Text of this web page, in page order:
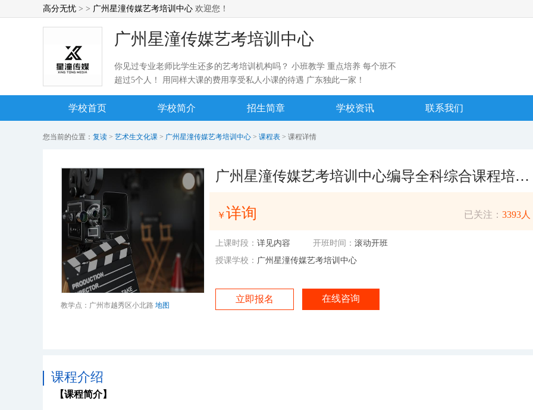
高分无忧 > > 广州星潼传媒艺考培训中心 欢迎您！
广州星潼传媒艺考培训中心
你见过专业老师比学生还多的艺考培训机构吗？ 小班教学 重点培养 每个班不
超过5个人！ 用同样大课的费用享受私人小课的待遇 广东独此一家！
学校首页 学校简介 招生简章 学校资讯 联系我们
您当前的位置： 复读 > 艺术生文化课 > 广州星潼传媒艺考培训中心 > 课程表 > 课程详情
教学点：广州市越秀区小北路 地图
广州星潼传媒艺考培训中心编导全科综合课程培训招生简章
￥详询 已关注： 3393人
上课时段： 详见内容 开班时间： 滚动开班
授课学校： 广州星潼传媒艺考培训中心
立即报名 在线咨询
课程介绍
【课程简介】